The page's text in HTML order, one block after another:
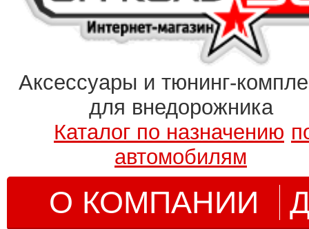
Аксессуары и тюнинг-
для внедорожника
Каталог по назначению
автомобилям
О КОМПАНИИ